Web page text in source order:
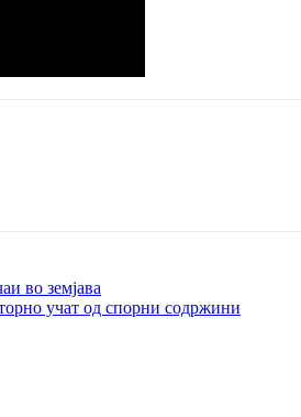
во земјава
учат од спорни содржини